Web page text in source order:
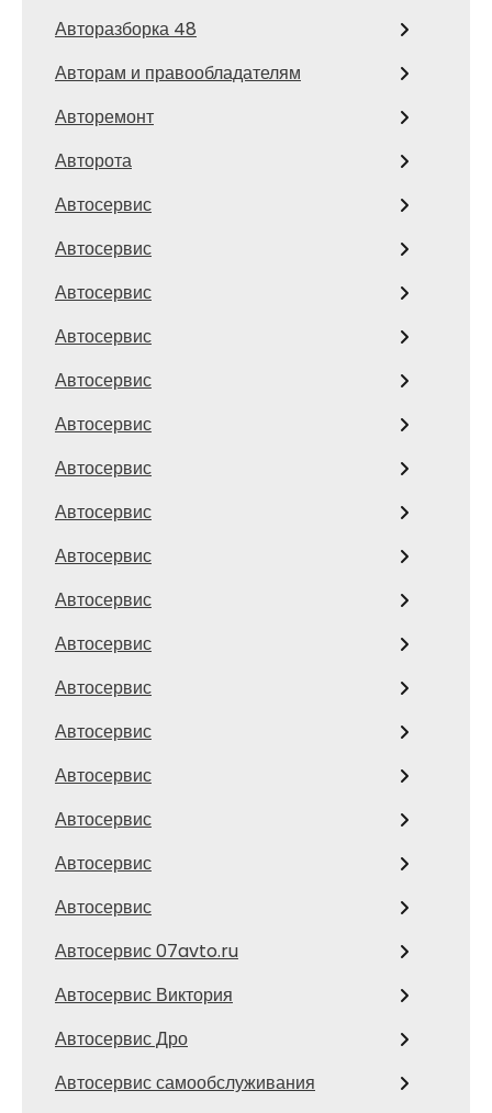
Авторазборка 48
Авторам и правообладателям
Авторемонт
Авторота
Автосервис
Автосервис
Автосервис
Автосервис
Автосервис
Автосервис
Автосервис
Автосервис
Автосервис
Автосервис
Автосервис
Автосервис
Автосервис
Автосервис
Автосервис
Автосервис
Автосервис
Автосервис 07avto.ru
Автосервис Виктория
Автосервис Дро
Автосервис самообслуживания